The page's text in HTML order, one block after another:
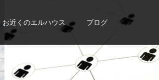
お近くのエルハウス ブログ